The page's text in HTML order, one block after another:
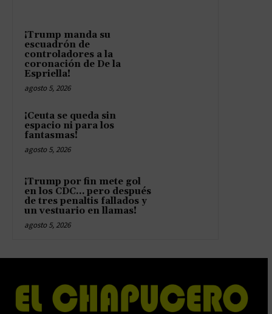
¡Trump manda su
escuadrón de
controladores a la
coronación de De la
Espriella!
agosto 5, 2026
¡Ceuta se queda sin
espacio ni para los
fantasmas!
agosto 5, 2026
¡Trump por fin mete gol
en los CDC… pero después
de tres penaltis fallados y
un vestuario en llamas!
agosto 5, 2026